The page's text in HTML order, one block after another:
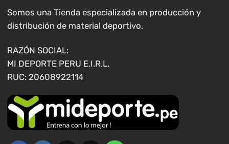
elegir
en
página
de
producto
elegir
en
Somos una Tienda especializada en producción y
distribución de material deportivo.
RAZÓN SOCIAL:
MI DEPORTE PERU E.I.R.L.
RUC: 20608922114